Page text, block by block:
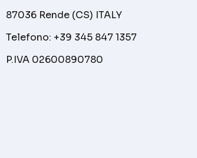
87036 Rende (CS) ITALY
Telefono: +39 345 847 1357
P.IVA 02600890780